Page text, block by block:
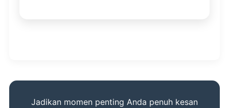
Jadikan momen penting Anda penuh kesan